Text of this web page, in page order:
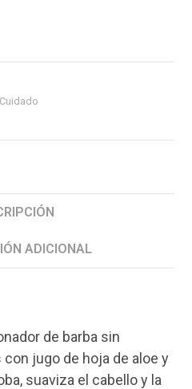
Cuidado
ADICIONAL
de barba sin
jugo de hoja de aloe y
suaviza el cabello y la